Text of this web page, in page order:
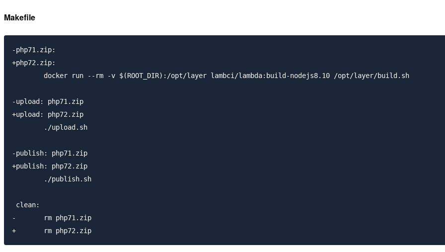
Makefile
-php71.zip:
+php72.zip:
        docker run --rm -v $(ROOT_DIR):/opt/layer lambci/lambda:build-nodejs8.10 /opt/layer/build.sh
-upload: php71.zip
+upload: php72.zip
        ./upload.sh
-publish: php71.zip
+publish: php72.zip
        ./publish.sh
clean:
-       rm php71.zip